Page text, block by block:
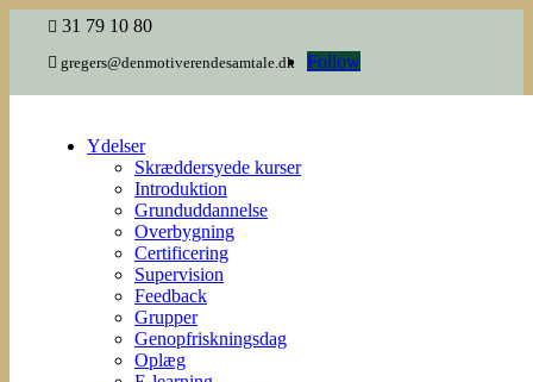
 31 79 10 80
 gregers@denmotiverendesamtale.dk Follow
Ydelser
Skræddersyede kurser
Introduktion
Grunduddannelse
Overbygning
Certificering
Supervision
Feedback
Grupper
Genopfriskningsdag
Oplæg